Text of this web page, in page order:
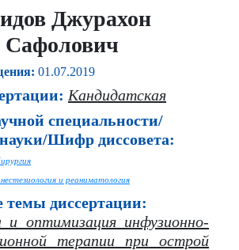
Джурахон
Сафолович
01.07.2019
Кандидатская
специальности/
Шифр диссовета:
и реаниматология
темы диссертации:
и оптимизация инфузионно-
терапии при острой